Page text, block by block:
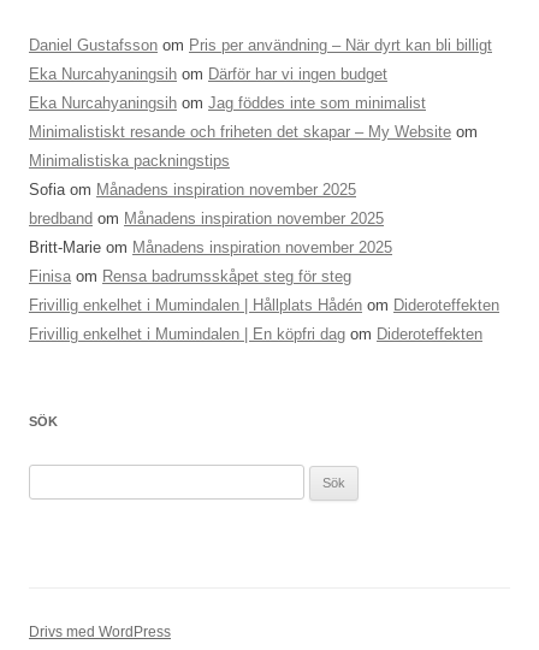
Daniel Gustafsson om Pris per användning – När dyrt kan bli billigt
Eka Nurcahyaningsih om Därför har vi ingen budget
Eka Nurcahyaningsih om Jag föddes inte som minimalist
Minimalistiskt resande och friheten det skapar – My Website om
Minimalistiska packningstips
Sofia om Månadens inspiration november 2025
bredband om Månadens inspiration november 2025
Britt-Marie om Månadens inspiration november 2025
Finisa om Rensa badrumsskåpet steg för steg
Frivillig enkelhet i Mumindalen | Hållplats Hådén om Dideroteffekten
Frivillig enkelhet i Mumindalen | En köpfri dag om Dideroteffekten
SÖK
Drivs med WordPress